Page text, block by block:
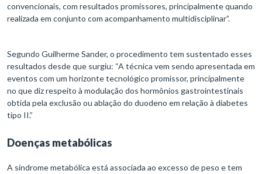
convencionais, com resultados promissores, principalmente quando
realizada em conjunto com acompanhamento multidisciplinar”.
Segundo Guilherme Sander, o procedimento tem sustentado esses
resultados desde que surgiu: “A técnica vem sendo apresentada em
eventos com um horizonte tecnológico promissor, principalmente
no que diz respeito à modulação dos hormônios gastrointestinais
obtida pela exclusão ou ablação do duodeno em relação à diabetes
tipo II.”
Doenças metabólicas
A síndrome metabólica está associada ao excesso de peso e tem